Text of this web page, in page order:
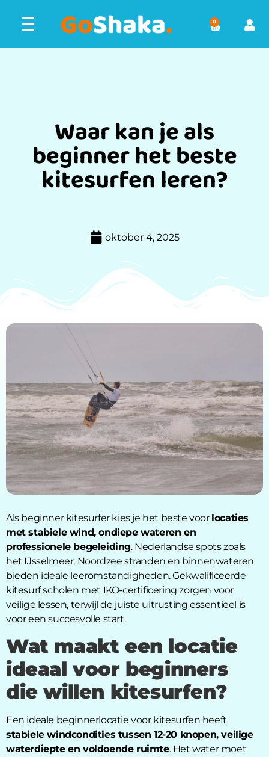
0
Waar kan je als
beginner het beste
kitesurfen leren?
oktober 4, 2025
Als beginner kitesurfer kies je het beste voor locaties
met stabiele wind, ondiepe wateren en
professionele begeleiding. Nederlandse spots zoals
het IJsselmeer, Noordzee stranden en binnenwateren
bieden ideale leeromstandigheden. Gekwalificeerde
kitesurf scholen met IKO-certificering zorgen voor
veilige lessen, terwijl de juiste uitrusting essentieel is
voor een succesvolle start.
Wat maakt een locatie
ideaal voor beginners
die willen kitesurfen?
Een ideale beginnerlocatie voor kitesurfen heeft
stabiele windcondities tussen 12-20 knopen, veilige
waterdiepte en voldoende ruimte. Het water moet